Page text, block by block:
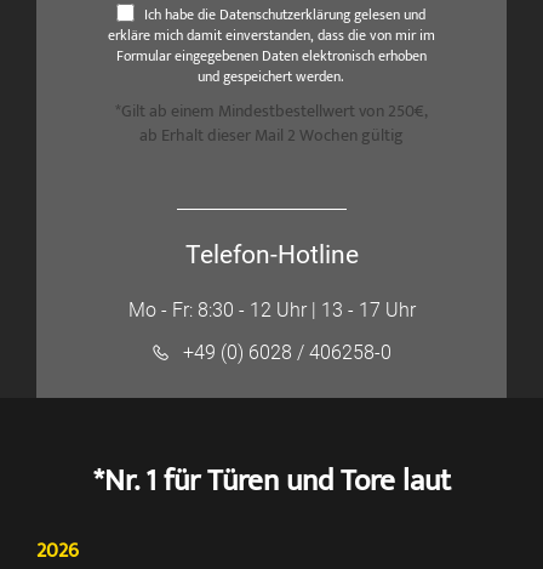
Ich habe die Datenschutzerklärung gelesen und
erkläre mich damit einverstanden, dass die von mir im
Formular eingegebenen Daten elektronisch erhoben
und gespeichert werden.
*Gilt ab einem Mindestbestellwert von 250€,
ab Erhalt dieser Mail 2 Wochen gültig
Telefon-Hotline
Mo - Fr: 8:30 - 12 Uhr | 13 - 17 Uhr
+49 (0) 6028 / 406258-0
*Nr. 1 für Türen und Tore laut
2026